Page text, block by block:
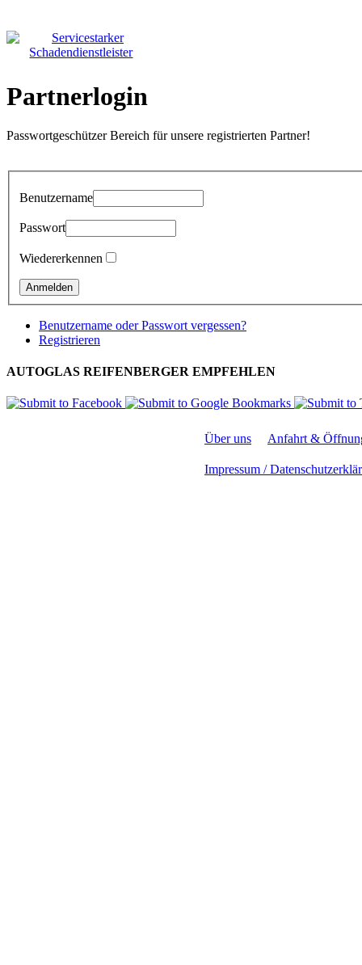
Partnerlogin
Passwortgeschützer Bereich für unsere registrierten Partner!
Benutzername
Passwort
Wiedererkennen
Benutzername oder Passwort vergessen?
Registrieren
AUTOGLAS REIFENBERGER EMPFEHLEN
Über uns Anfahrt &
Impressum /